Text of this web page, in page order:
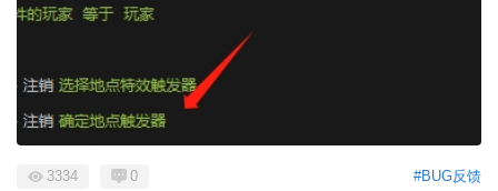
#BUG反馈
3334 0